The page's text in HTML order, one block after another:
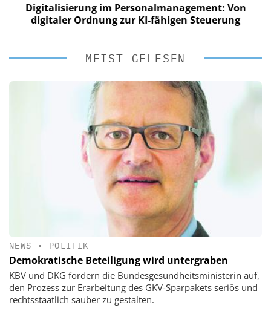
Digitalisierung im Personalmanagement: Von
digitaler Ordnung zur KI-fähigen Steuerung
MEIST GELESEN
NEWS • POLITIK
Demokratische Beteiligung wird untergraben
KBV und DKG fordern die Bundesgesundheitsministerin auf,
den Prozess zur Erarbeitung des GKV-Sparpakets seriös und
rechtsstaatlich sauber zu gestalten.